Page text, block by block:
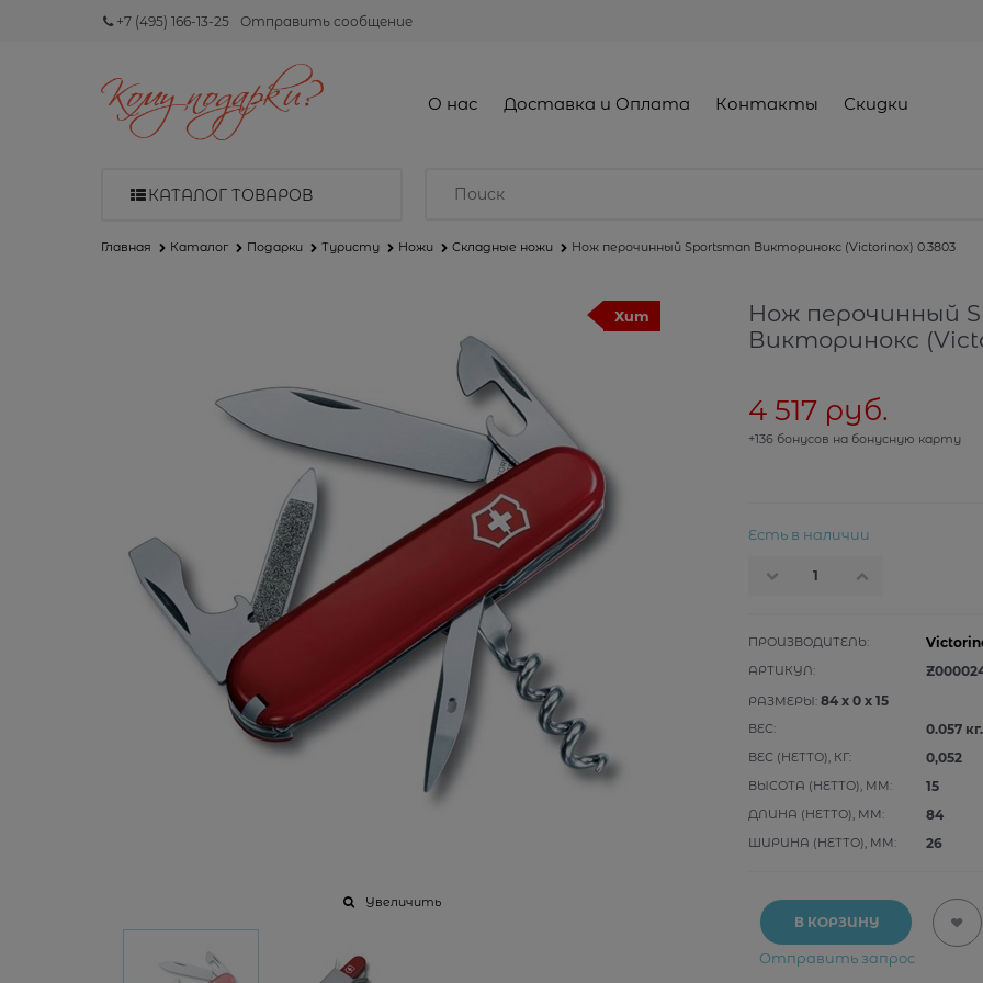
+7 (495) 166-13-25 Отправить сообщение
О нас Доставка и Оплата Контакты Скидки
КАТАЛОГ ТОВАРОВ
Главная Каталог Подарки Туристу Ножи Складные ножи Нож перочинный Sportsman Викторинокс (Victorinox) 0.3803
Хит
Увеличить
Нож перочинный
Викторинокс
4 517 руб.
+136 бонусов на бонусную карту
Есть в наличии
ПРОИЗВОДИТЕЛЬ:
АРТИКУЛ:
РАЗМЕРЫ: 84 x 0 x 15
ВЕС: 0.057кг.
ВЕС (НЕТТО), КГ: 0,052
ВЫСОТА (НЕТТО), ММ: 15
ДЛИНА (НЕТТО), ММ: 84
ШИРИНА (НЕТТО), ММ: 26
В КОРЗИНУ
Отправить запрос